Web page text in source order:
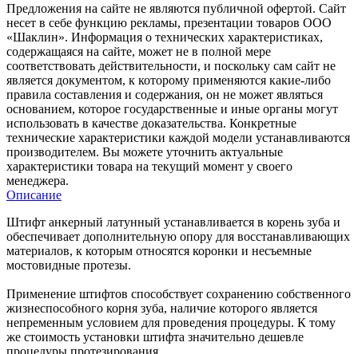
Предложения на сайте не являются публичной офертой. Сайт
несет в себе функцию рекламы, презентации товаров ООО
«Шаклин». Информация о технических характеристиках,
содержащаяся на сайте, может не в полной мере
соответствовать действительности, и поскольку сам сайт не
является документом, к которому применяются какие-либо
правила составления и содержания, он не может являться
основанием, которое государственные и иные органы могут
использовать в качестве доказательства. Конкретные
технические характеристики каждой модели устанавливаются
производителем. Вы можете уточнить актуальные
характеристики товара на текущий момент у своего
менеджера.
Описание
Штифт анкерный латунный устанавливается в корень зуба и
обеспечивает дополнительную опору для восстанавливающих
материалов, к которым относятся коронки и несъемные
мостовидные протезы.
Применение штифтов способствует сохранению собственного
жизнеспособного корня зуба, наличие которого является
непременным условием для проведения процедуры. К тому
же стоимость установки штифта значительно дешевле
процедуры протезирования.